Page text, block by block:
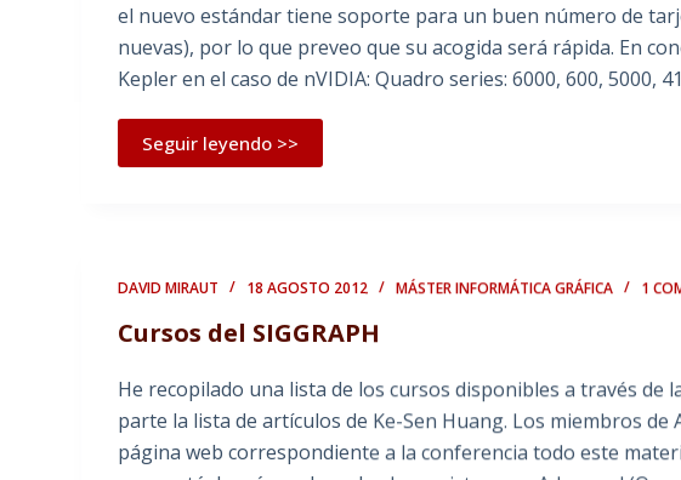
el nuevo estándar tiene soporte para un buen número de
nuevas), por lo que preveo que su acogida será rápida. En
Kepler en el caso de nVIDIA: Quadro series: 6000, 600, 5000,
Seguir leyendo >>
DAVID MIRAUT 18 AGOSTO 2012 MÁSTER INFORMÁTICA GRÁFICA 1
Cursos del SIGGRAPH
He recopilado una lista de los cursos disponibles a través de
parte la lista de artículos de Ke-Sen Huang. Los miembros de
página web correspondiente a la conferencia todo este